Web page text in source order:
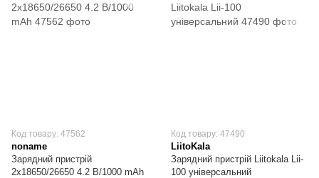
Код товару: 47562
noname
Зарядний пристрій
2х18650/26650 4.2 В/1000 mAh
Код товару: 47490
LiitoKala
Зарядний пристрій Liitokala Lii-
100 універсальний